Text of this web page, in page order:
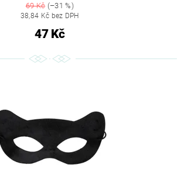
69 Kč(–31 %)
38,84 Kč bez DPH
47 Kč